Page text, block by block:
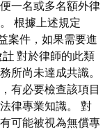
一名或多名額外律
根據上述規定
案件，如果需要進
計 對於律師的此類
所尚未達成共識。
有必要檢查該項目
律專業知識。 對
可能被視為無償專